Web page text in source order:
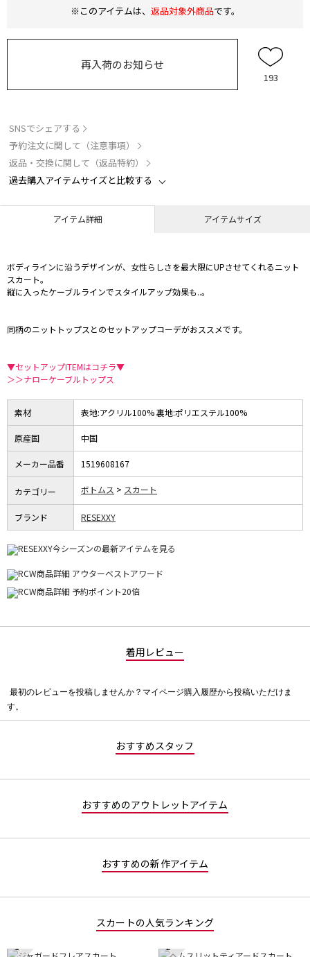
※このアイテムは、 返品対象外商品です。
再入荷のお知らせ
193
SNSでシェアする
予約注文に関して（注意事項）
返品・交換に関して（返品特約）
過去購入アイテムサイズと比較する
アイテム詳細 アイテムサイズ
ボディラインに沿うデザインが、女性らしさを最大限にUPさせてくれるニット
スカート。
縦に入ったケーブルラインでスタイルアップ効果も..。
同柄のニットトップスとのセットアップコーデがおススメです。
▼セットアップITEMはコチラ▼
＞＞ナローケーブルトップス
素材 表地:アクリル100% 裏地:ポリエステル100%
原産国 中国
メーカー品番 1519608167
カテゴリー ボトムス スカート
ブランド RESEXXY
着用レビュー
価
最初のレビューを投稿しませんか？マイページ購入履歴から投稿いただけま
す。
おすすめスタッフ
おすすめのアウトレットアイテム
おすすめの新作アイテム
スカートの人気ランキング
1 2